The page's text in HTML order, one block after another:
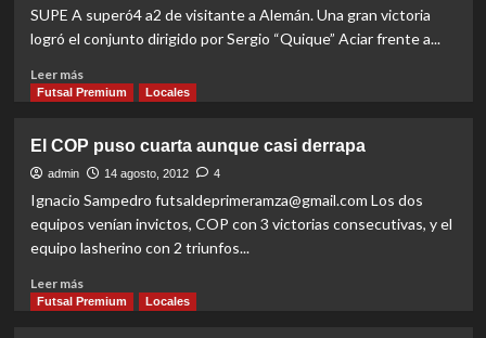
la
selección
Mendoza
SUPE A superó4 a2 de visitante a Alemán. Una gran victoria
logró el conjunto dirigido por Sergio “Quique” Aciar frente a...
Leer másRead
more
están
las
posiciones
Futsal Premium Locales
El COP puso cuarta aunque casi derrapa
admin 14 agosto, 2012 4
Ignacio Sampedro futsaldeprimeramza@gmail.com Los dos
equipos venían invictos, COP con 3 victorias consecutivas, y el
equipo lasherino con 2 triunfos...
Leer másRead
more
Futsal Premium Locales